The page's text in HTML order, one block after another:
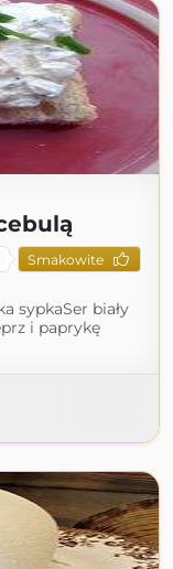
Smakowite
sypkaSer biały
i paprykę